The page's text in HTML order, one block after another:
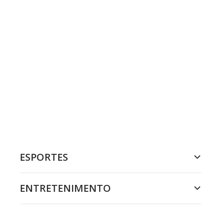
ESPORTES
ENTRETENIMENTO